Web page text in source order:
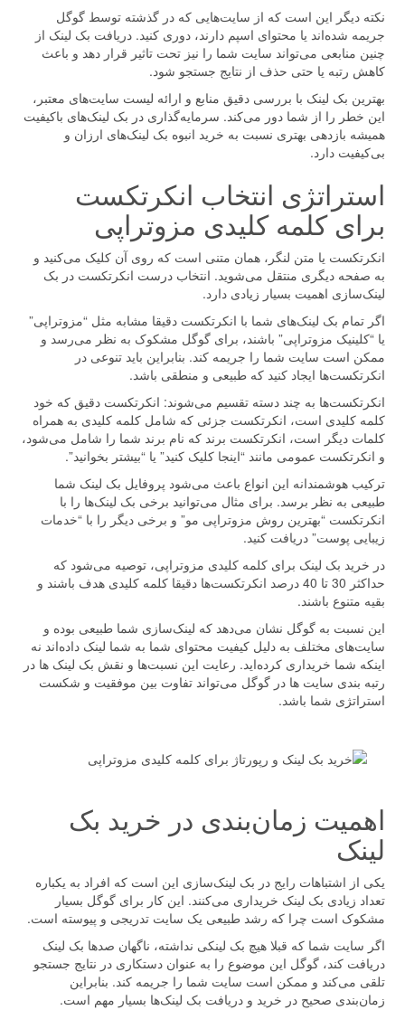
نکته دیگر این است که از سایت‌هایی که در گذشته توسط گوگل
جریمه شده‌اند یا محتوای اسپم دارند، دوری کنید. دریافت بک لینک از
چنین منابعی می‌تواند سایت شما را نیز تحت تاثیر قرار دهد و باعث
کاهش رتبه یا حتی حذف از نتایج جستجو شود.
بهترین بک لینک با بررسی دقیق منابع و ارائه لیست سایت‌های معتبر،
این خطر را از شما دور می‌کند. سرمایه‌گذاری در بک لینک‌های باکیفیت
همیشه بازدهی بهتری نسبت به خرید انبوه بک لینک‌های ارزان و
بی‌کیفیت دارد.
استراتژی انتخاب انکرتکست
برای کلمه کلیدی مزوتراپی
انکرتکست یا متن لنگر، همان متنی است که روی آن کلیک می‌کنید و
به صفحه دیگری منتقل می‌شوید. انتخاب درست انکرتکست در بک
لینک‌سازی اهمیت بسیار زیادی دارد.
اگر تمام بک لینک‌های شما با انکرتکست دقیقا مشابه مثل “مزوتراپی”
یا “کلینیک مزوتراپی” باشند، برای گوگل مشکوک به نظر می‌رسد و
ممکن است سایت شما را جریمه کند. بنابراین باید تنوعی در
انکرتکست‌ها ایجاد کنید که طبیعی و منطقی باشد.
انکرتکست‌ها به چند دسته تقسیم می‌شوند: انکرتکست دقیق که خود
کلمه کلیدی است، انکرتکست جزئی که شامل کلمه کلیدی به همراه
کلمات دیگر است، انکرتکست برند که نام برند شما را شامل می‌شود،
و انکرتکست عمومی مانند “اینجا کلیک کنید” یا “بیشتر بخوانید”.
ترکیب هوشمندانه این انواع باعث می‌شود پروفایل بک لینک شما
طبیعی به نظر برسد. برای مثال می‌توانید برخی بک لینک‌ها را با
انکرتکست “بهترین روش مزوتراپی مو” و برخی دیگر را با “خدمات
زیبایی پوست” دریافت کنید.
در خرید بک لینک برای کلمه کلیدی مزوتراپی، توصیه می‌شود که
حداکثر 30 تا 40 درصد انکرتکست‌ها دقیقا کلمه کلیدی هدف باشند و
بقیه متنوع باشند.
این نسبت به گوگل نشان می‌دهد که لینک‌سازی شما طبیعی بوده و
سایت‌های مختلف به دلیل کیفیت محتوای شما به شما لینک داده‌اند نه
اینکه شما خریداری کرده‌اید. رعایت این نسبت‌ها و نقش بک لینک ها در
رتبه بندی سایت ها در گوگل می‌تواند تفاوت بین موفقیت و شکست
استراتژی شما باشد.
اهمیت زمان‌بندی در خرید بک
لینک
یکی از اشتباهات رایج در بک لینک‌سازی این است که افراد به یکباره
تعداد زیادی بک لینک خریداری می‌کنند. این کار برای گوگل بسیار
مشکوک است چرا که رشد طبیعی یک سایت تدریجی و پیوسته است.
اگر سایت شما که قبلا هیچ بک لینکی نداشته، ناگهان صدها بک لینک
دریافت کند، گوگل این موضوع را به عنوان دستکاری در نتایج جستجو
تلقی می‌کند و ممکن است سایت شما را جریمه کند. بنابراین
زمان‌بندی صحیح در خرید و دریافت بک لینک‌ها بسیار مهم است.